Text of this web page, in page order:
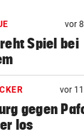
vor
Spiel bei
vor
gegen
los